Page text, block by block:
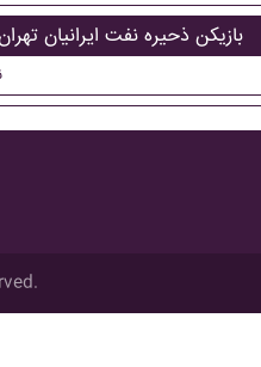
بازیکن ذحیره نفت ايرانيان